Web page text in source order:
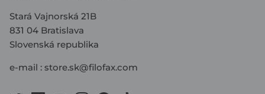
Stará Vajnorská 21B
831 04 Bratislava
Slovenská republika
e-mail : store.sk@filofax.com